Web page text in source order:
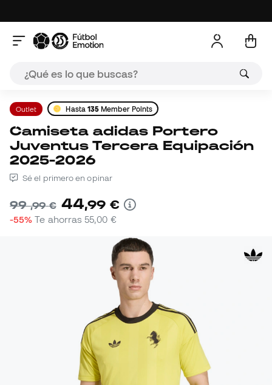
Outlet Hasta 135 Member Points
Camiseta adidas Portero
Juventus Tercera Equipación
2025-2026
Sé el primero en opinar
99,99 € 44,99 €
-55% Te ahorras55,00 €